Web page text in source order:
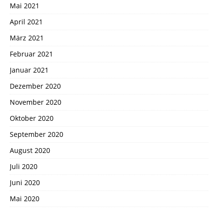
Mai 2021
April 2021
März 2021
Februar 2021
Januar 2021
Dezember 2020
November 2020
Oktober 2020
September 2020
August 2020
Juli 2020
Juni 2020
Mai 2020